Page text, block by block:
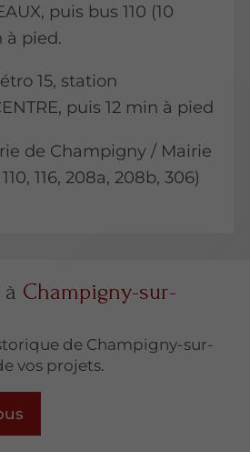
puis bus 110 (10
à pied.
15, station
puis 12 min à pied
de Champigny / Mairie
116, 208a, 208b, 306)
Champigny-sur-
de Champigny-sur-
vos projets.